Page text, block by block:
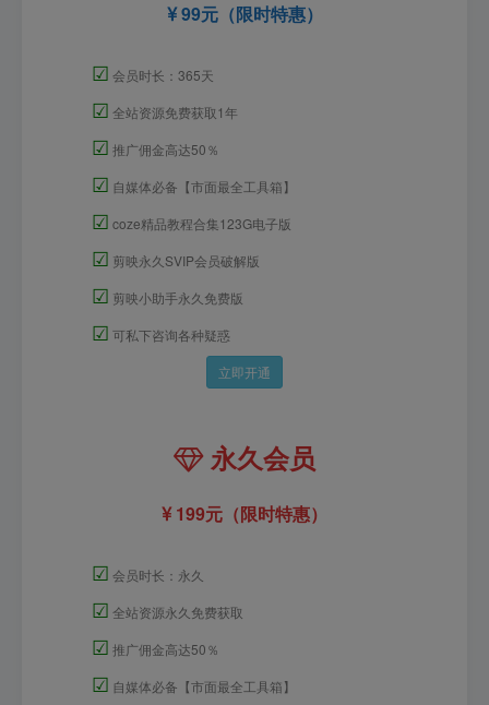
99元（限时特惠）
☑ 会员时长：365天
☑ 全站资源免费获取1年
☑ 推广佣金高达50％
☑ 自媒体必备【市面最全工具箱】
☑ coze精品教程合集123G电子版
☑ 剪映永久SVIP会员破解版
☑ 剪映小助手永久免费版
☑ 可私下咨询各种疑惑
立即开通
永久会员
199元（限时特惠）
☑ 会员时长：永久
☑ 全站资源永久免费获取
☑ 推广佣金高达50％
☑ 自媒体必备【市面最全工具箱】